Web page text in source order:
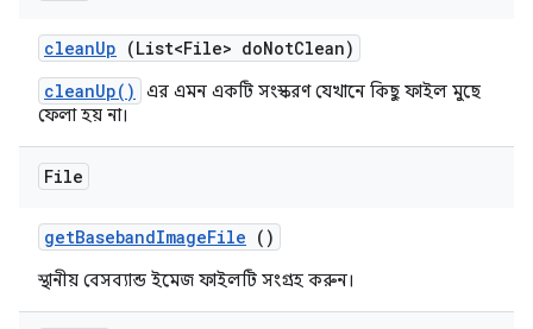
cleanUp (List<File> doNotClean)
cleanUp()
এর এমন একটি সংস্করণ যেখানে কিছু ফাইল মুছে
ফেলা হয় না।
File
getBasebandImageFile ()
স্থানীয় বেসব্যান্ড ইমেজ ফাইলটি সংগ্রহ করুন।